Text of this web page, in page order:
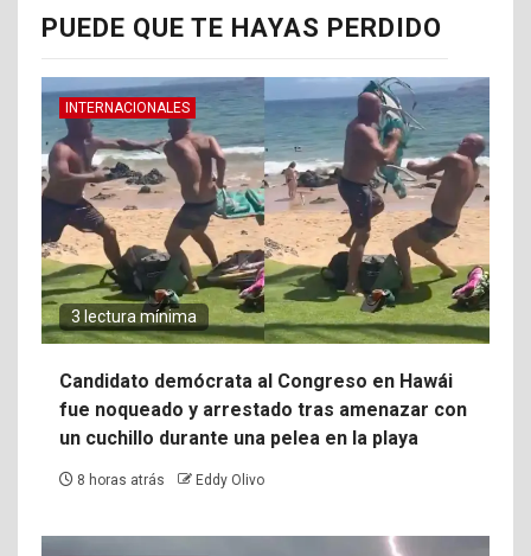
PUEDE QUE TE HAYAS PERDIDO
INTERNACIONALES
3 lectura mínima
Candidato demócrata al Congreso en Hawái
fue noqueado y arrestado tras amenazar con
un cuchillo durante una pelea en la playa
8 horas atrás Eddy Olivo